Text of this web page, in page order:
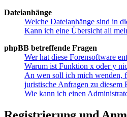
Dateianhänge
Welche Dateianhänge sind in
Kann ich eine Übersicht all
phpBB betreffende Fragen
Wer hat diese Forensoftware
Warum ist Funktion x oder y
An wen soll ich mich wenden,
juristische Anfragen zu diesem
Wie kann ich einen